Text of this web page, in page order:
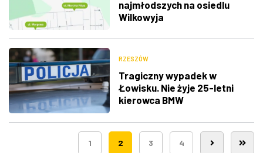
najmłodszych na osiedlu
Wilkowyja
RZESZÓW
Tragiczny wypadek w
Łowisku. Nie żyje 25-letni
kierowca BMW
1 2 3 4